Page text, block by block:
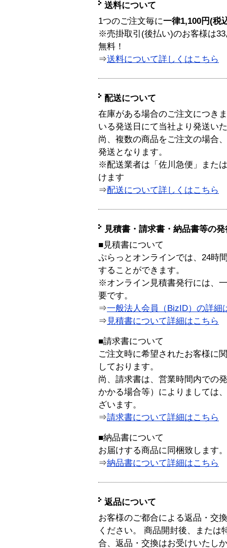
送料について
1つのご注文毎に一律1,100円(税
※売掛取引(後払い)のお客様は
無料！
⇒送料について詳しくはこちら
配送について
在庫がある場合のご注文につき
いる発送日にて当社より発送い
尚、複数の商品をご注文の場合
発送となります。
※配送業者は「佐川急便」また
けます
⇒配送について詳しくはこちら
見積書・請求書・納品書等の
■見積書について
ぷらっとオンラインでは、24時
することができます。
※オンライン見積書発行には、
要です。
⇒一般法人会員（BizID）の詳細
⇒ 見積書について詳細はこちら
■請求書について
ご注文時に希望されたお客様に
しております。
尚、請求書は、営業時間内での
かかる場合等）によりましては
ざいます。
⇒請求書について詳細はこちら
■納品書について
お届けする商品に同梱致します。
⇒納品書について詳細はこちら
返品について
お客様のご都合による返品・交
ください。 商品開封後、または
合、返品・交換はお受けいたし